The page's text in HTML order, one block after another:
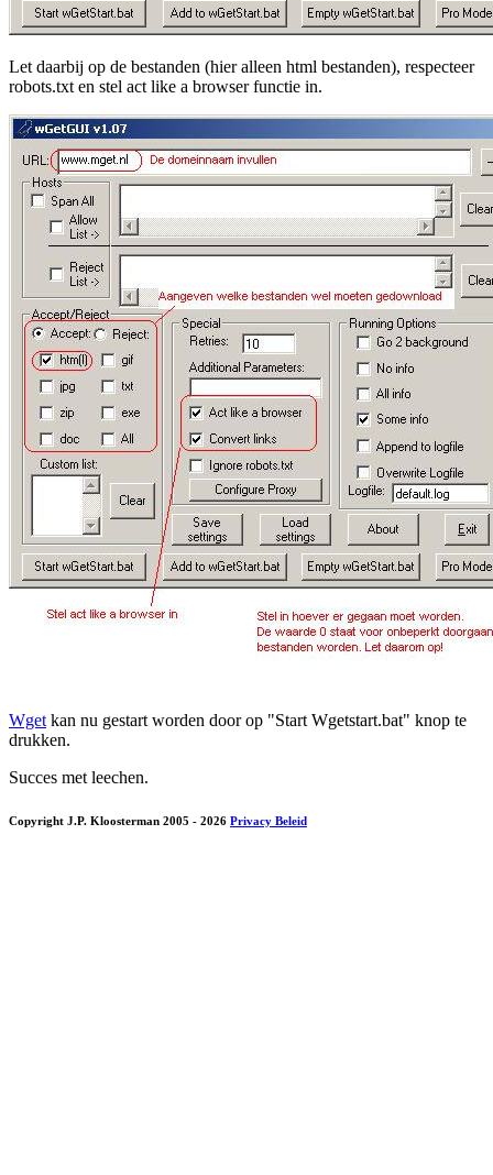
Let daarbij op de bestanden (hier alleen html bestanden), respecteer
robots.txt en stel act like a browser functie in.
Wget kan nu gestart worden door op "Start Wgetstart.bat" knop te
drukken.
Succes met leechen.
Copyright J.P. Kloosterman 2005 - 2026 Privacy Beleid